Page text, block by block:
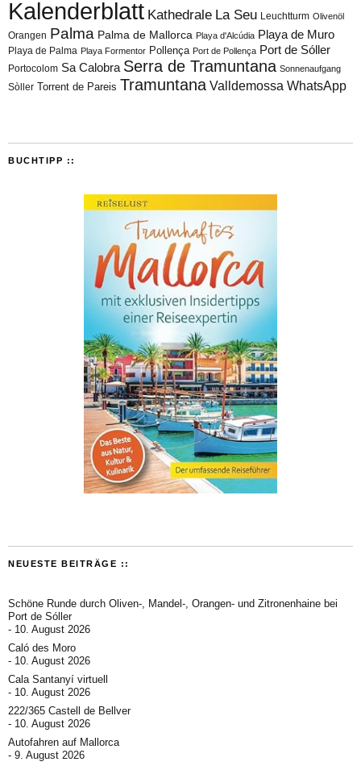
Kalenderblatt Kathedrale La Seu Leuchtturm Olivenöl
Orangen Palma Palma de Mallorca Playa d'Alcúdia Playa de Muro
Playa de Palma Playa Formentor Pollença Port de Pollença Port de Sóller
Portocolom Sa Calobra Serra de Tramuntana Sonnenaufgang
Sòller Torrent de Pareis Tramuntana Valldemossa WhatsApp
BUCHTIPP ::
NEUESTE BEITRÄGE ::
Schöne Runde durch Oliven-, Mandel-, Orangen- und Zitronenhaine bei
Port de Sóller
10. August 2026
Caló des Moro
10. August 2026
Cala Santanyí virtuell
10. August 2026
222/365 Castell de Bellver
10. August 2026
Autofahren auf Mallorca
9. August 2026